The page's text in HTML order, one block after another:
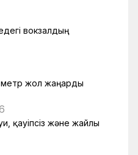
вокзалдың
метр жол жаңарды
қауіпсіз және жайлы